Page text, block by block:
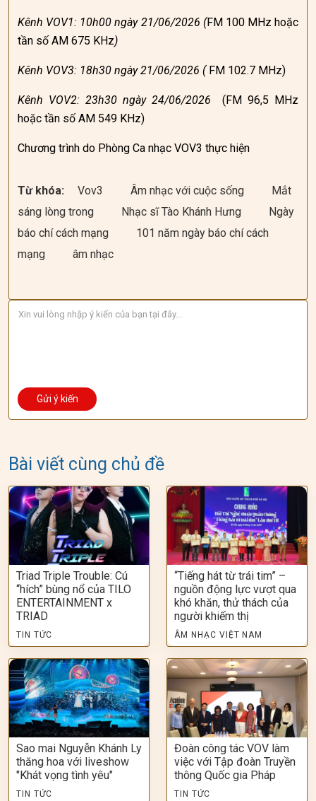
Kênh VOV1: 10h00 ngày 21/06/2026 (FM 100 MHz hoặc
tần số AM 675 KHz)
Kênh VOV3: 18h30 ngày 21/06/2026 (FM 102.7 MHz)
Kênh VOV2: 23h30 ngày 24/06/2026 (FM 96,5 MHz
hoặc tần số AM 549 KHz)
Chương trình do Phòng Ca nhạc VOV3 thực hiện
Từ khóa: Vov3 Âm nhạc với cuộc sống
Mắt
sáng lòng trong
Nhạc sĩ Tào Khánh Hưng
Ngày
báo chí cách mạng
101 năm ngày báo chí cách
mạng
âm nhạc
Bài viết cùng chủ đề
Triad Triple Trouble: Cú
“hích” bùng nổ của TILO
ENTERTAINMENT x
TRIAD
TIN TỨC
“Tiếng hát từ trái tim” –
nguồn động lực vượt qua
khó khăn, thử thách của
người khiếm thị
ÂM NHẠC VIỆT NAM
Sao mai Nguyễn Khánh Ly
thăng hoa với liveshow
"Khát vọng tình yêu"
TIN TỨC
Đoàn công tác VOV làm
việc với Tập đoàn Truyền
thông Quốc gia Pháp
TIN TỨC